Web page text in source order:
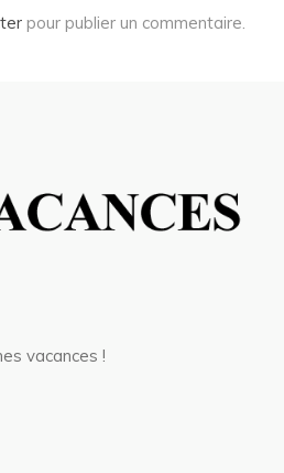
pour publier un commentaire.
vacances !